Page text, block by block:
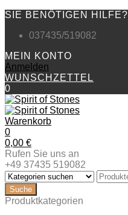
SIE BENÖTIGEN HILFE?
037435/519082
MEIN KONTO
Anmelden
WUNSCHZETTEL
0
Warenkorb
0
0,00 €
Rufen Sie uns an
+49 37435 519082
Produktkategorien